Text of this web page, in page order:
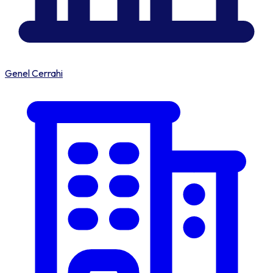
Genel Cerrahi